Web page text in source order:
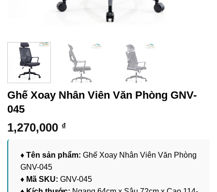
Ghế Xoay Nhân Viên Văn Phòng GNV-
045
1,270,000 ₫
♦ Tên sản phẩm: Ghế Xoay Nhân Viên Văn Phòng
GNV-045
♦ Mã SKU: GNV-045